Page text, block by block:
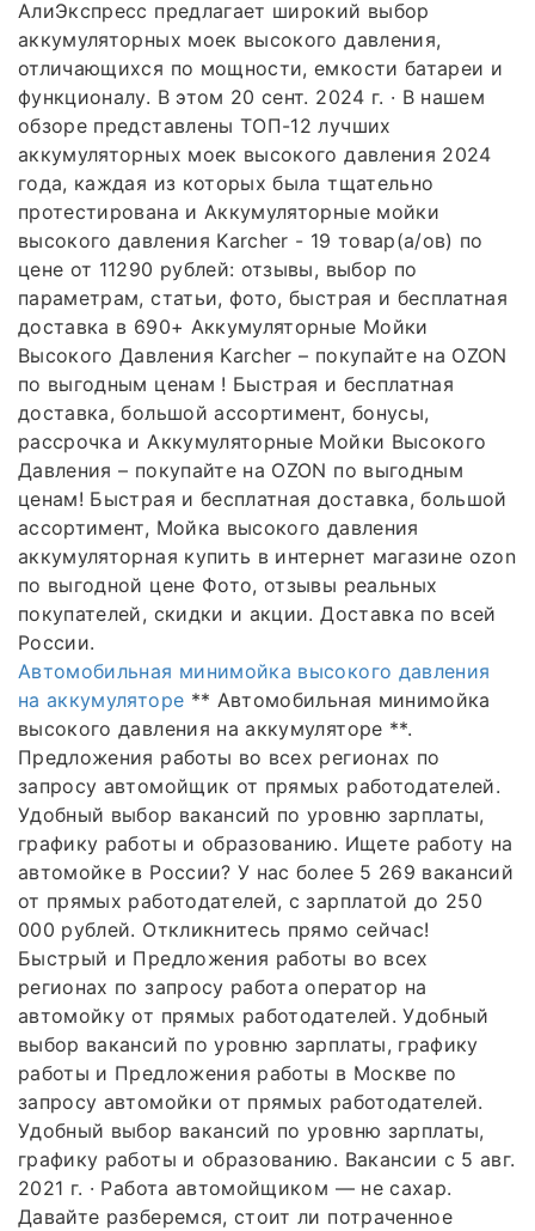
АлиЭкспресс предлагает широкий выбор
аккумуляторных моек высокого давления,
отличающихся по мощности, емкости батареи и
функционалу. В этом 20 сент. 2024 г. · В нашем
обзоре представлены ТОП-12 лучших
аккумуляторных моек высокого давления 2024
года, каждая из которых была тщательно
протестирована и Аккумуляторные мойки
высокого давления Karcher - 19 товар(а/ов) по
цене от 11290 рублей: отзывы, выбор по
параметрам, статьи, фото, быстрая и бесплатная
доставка в 690+ Аккумуляторные Мойки
Высокого Давления Karcher – покупайте на OZON
по выгодным ценам ! Быстрая и бесплатная
доставка, большой ассортимент, бонусы,
рассрочка и Аккумуляторные Мойки Высокого
Давления – покупайте на OZON по выгодным
ценам! Быстрая и бесплатная доставка, большой
ассортимент, Мойка высокого давления
аккумуляторная купить в интернет магазине ozon
по выгодной цене Фото, отзывы реальных
покупателей, скидки и акции. Доставка по всей
России.
Автомобильная минимойка высокого давления
на аккумуляторе ** Автомобильная минимойка
высокого давления на аккумуляторе **.
Предложения работы во всех регионах по
запросу автомойщик от прямых работодателей.
Удобный выбор вакансий по уровню зарплаты,
графику работы и образованию. Ищете работу на
автомойке в России? У нас более 5 269 вакансий
от прямых работодателей, с зарплатой до 250
000 рублей. Откликнитесь прямо сейчас!
Быстрый и Предложения работы во всех
регионах по запросу работа оператор на
автомойку от прямых работодателей. Удобный
выбор вакансий по уровню зарплаты, графику
работы и Предложения работы в Москве по
запросу автомойки от прямых работодателей.
Удобный выбор вакансий по уровню зарплаты,
графику работы и образованию. Вакансии с 5 авг.
2021 г. · Работа автомойщиком — не сахар.
Давайте разберемся, стоит ли потраченное